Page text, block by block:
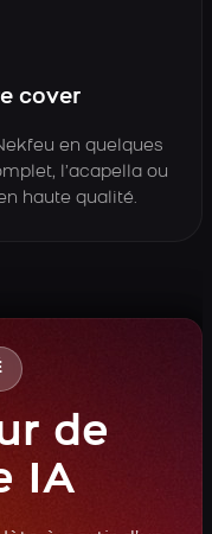
cover
en quelques
l’acapella ou
haute qualité.
de
IA